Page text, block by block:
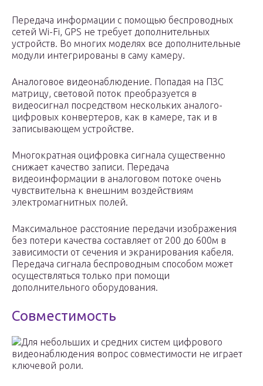
Передача информации с помощью беспроводных
сетей Wi-Fi, GPS не требует дополнительных
устройств. Во многих моделях все дополнительные
модули интегрированы в саму камеру.
Аналоговое видеонаблюдение. Попадая на ПЗС
матрицу, световой поток преобразуется в
видеосигнал посредством нескольких аналого-
цифровых конвертеров, как в камере, так и в
записывающем устройстве.
Многократная оцифровка сигнала существенно
снижает качество записи. Передача
видеоинформации в аналоговом потоке очень
чувствительна к внешним воздействиям
электромагнитных полей.
Максимальное расстояние передачи изображения
без потери качества составляет от 200 до 600м в
зависимости от сечения и экранирования кабеля.
Передача сигнала беспроводным способом может
осуществляться только при помощи
дополнительного оборудования.
Совместимость
Для небольших и средних систем цифрового
видеонаблюдения вопрос совместимости не играет
ключевой роли.